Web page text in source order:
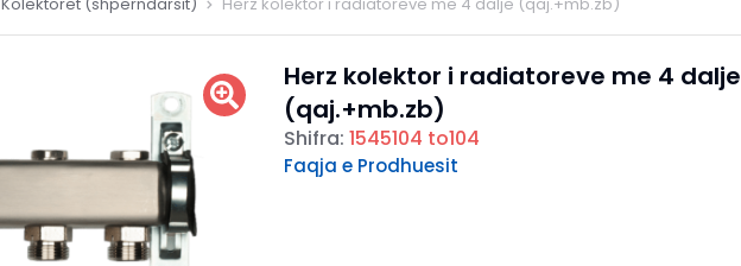
Herz kolektor i radiatoreve me 4 dalje
(qaj.+mb.zb)
Shifra: 1545104 to104
Faqja e Prodhuesit